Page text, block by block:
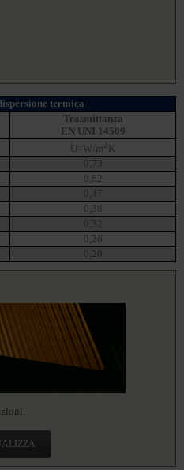
termica
Trasmittanza
EN UNI 14509
U=W/m 2K
0,73
0,62
0,47
0,38
0,32
0,26
0,20